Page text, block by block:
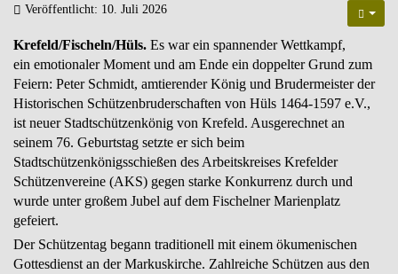
Veröffentlicht: 10. Juli 2026
Krefeld/Fischeln/Hüls. Es war ein spannender Wettkampf,
ein emotionaler Moment und am Ende ein doppelter Grund zum
Feiern: Peter Schmidt, amtierender König und Brudermeister der
Historischen Schützenbruderschaften von Hüls 1464-1597 e.V.,
ist neuer Stadtschützenkönig von Krefeld. Ausgerechnet an
seinem 76. Geburtstag setzte er sich beim
Stadtschützenkönigsschießen des Arbeitskreises Krefelder
Schützenvereine (AKS) gegen starke Konkurrenz durch und
wurde unter großem Jubel auf dem Fischelner Marienplatz
gefeiert.
Der Schützentag begann traditionell mit einem ökumenischen
Gottesdienst an der Markuskirche. Zahlreiche Schützen aus den